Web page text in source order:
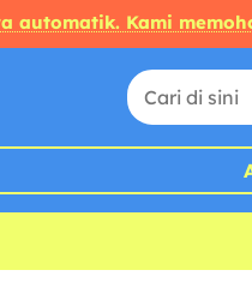
automatik. Kami